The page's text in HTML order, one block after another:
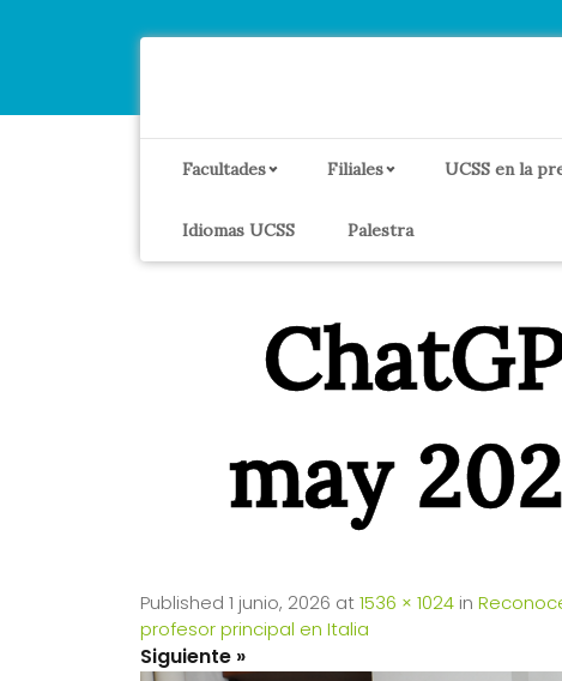
Facultades Filiales UCSS en la
Idiomas UCSS Palestra
may
Published 1 junio, 2026 at1536 × 1024 in
profesor principal en Italia